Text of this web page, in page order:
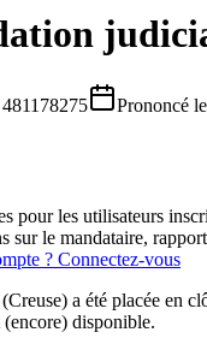
481178275 Prononcé
pour les utilisateurs
sur le mandataire,
? Connectez-vous
a été placée en
disponible.